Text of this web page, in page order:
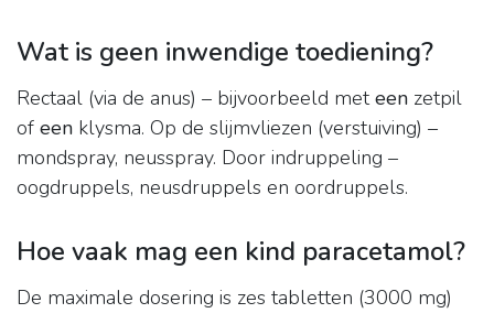
Wat is geen inwendige toediening?
Rectaal (via de anus) – bijvoorbeeld meteen zetpil
of een klysma. Op de slijmvliezen (verstuiving) –
mondspray, neusspray. Door indruppeling –
oogdruppels, neusdruppels en oordruppels.
Hoe vaak mag een kind paracetamol?
De maximale dosering is zes tabletten (3000 mg)